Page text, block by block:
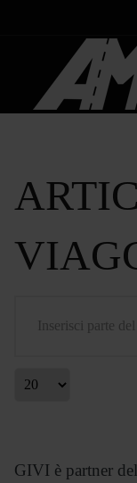
Visualizza #
GIVI è partner